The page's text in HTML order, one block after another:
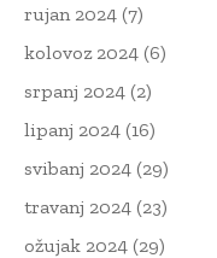
rujan 2024 (7)
kolovoz 2024 (6)
srpanj 2024 (2)
lipanj 2024 (16)
svibanj 2024 (29)
travanj 2024 (23)
ožujak 2024 (29)